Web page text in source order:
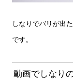
しなりでバリが出
です。
動画でしなり